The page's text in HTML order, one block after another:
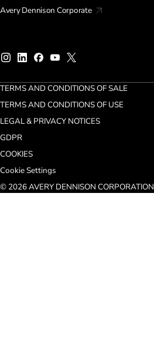
Avery Dennison Corporate
TERMS AND CONDITIONS OF SALE
TERMS AND CONDITIONS OF USE
LEGAL & PRIVACY NOTICES
GDPR
COOKIES
Cookie Settings
© 2026 AVERY DENNISON CORPORATION